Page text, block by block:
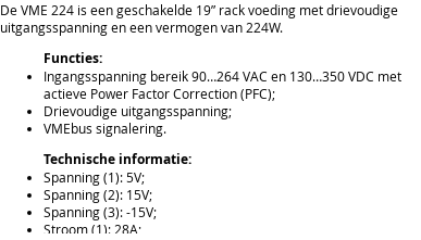
De VME 224 is een geschakelde 19” rack voeding met drievoudige
uitgangsspanning en een vermogen van 224W.
Functies:
Ingangsspanning bereik 90…264 VAC en 130…350 VDC met
actieve Power Factor Correction (PFC);
Drievoudige uitgangsspanning;
VMEbus signalering.
Technische informatie:
Spanning (1): 5V;
Spanning (2): 15V;
Spanning (3): -15V;
Stroom (1): 28A;